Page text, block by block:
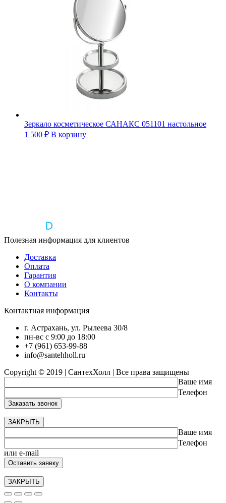
Зеркало косметическое САНАКС 051101 настольное
1 500 ₽ В корзину
Полезная информация для клиентов
Доставка
Оплата
Гарантия
О компании
Контакты
Контактная информация
г. Астрахань, ул. Рылеева 30/8
пн-вс с 9:00 до 18:00
+7 (961) 653-99-88
info@santehholl.ru
Copyright © 2019 | СантехХолл | Все права защищены
Ваше имя
Телефон
ЗАКРЫТЬ
Ваше имя
Телефон
или e-mail
ЗАКРЫТЬ